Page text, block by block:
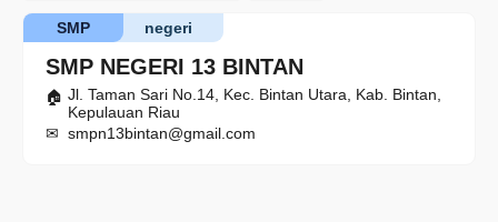
SMP NEGERI 13 BINTAN
negeri
SMP
Jl. Taman Sari No.14, Kec. Bintan Utara, Kab. Bintan,
Kepulauan Riau
smpn13bintan@gmail.com